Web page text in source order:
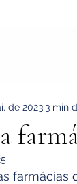
de 20233 min